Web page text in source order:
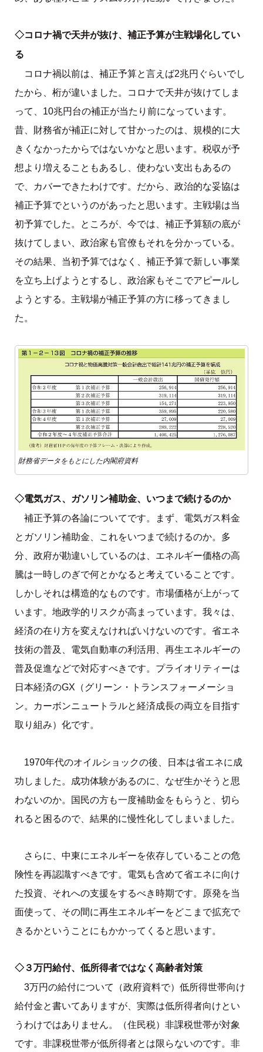
◇コロナ禍で天井が抜け、補正予算が主戦場化してい
る
コロナ禍以前は、補正予算と言えば2兆円ぐらいでし
たから、桁が違いました。コロナで天井が抜けてしま
って、10兆円台の補正が当たり前になっています。
昔、財務省が補正に対して甘かったのは、規模的に大
きくなかったからではないかなと思います。税収が予
想より増えることもあるし、使わない支出もあるの
で、カバーできたわけです。だから、政治的な妥協は
補正予算でというのがあったと思います。主戦場は当
初予算でした。ところが、今では、補正予算額の底が
抜けてしまい、政治家も官僚もそれを分かっている。
その結果、当初予算ではなく、補正予算で新しい事業
を立ち上げようとするし、政治家もそこでアピールし
ようとする。主戦場が補正予算の方に移ってきまし
た。
財務省データをもとにした内閣府資料
◇電気ガス、ガソリン補助金、いつまで続けるのか
補正予算の各論についてです。まず、電気ガス料金
とガソリン補助金、これをいつまで続けるのか。多
分、政府が勘違いしているのは、エネルギー価格の高
騰は一時しのぎで何とかなると考えていることです。
しかしそれは構造的なものです。市場価格が上がって
います。地政学的リスクが高まっています。我々は、
経済の在り方を変えなければいけないのです。省エネ
技術の普及、電気自動車の利活用、再生エネルギーの
普及促進などで対応すべきです。プライオリティーは
日本経済のGX（グリーン・トランスフォーメーショ
ン。カーボンニュートラルと経済成長の両立を目指す
取り組み）化です。
1970年代のオイルショックの後、日本は省エネに成
功しました。成功体験があるのに、なぜ生かそうと思
わないのか。国民の方も一度補助金をもらうと、切ら
れると困るので、結果的に慢性化してしまいました。
さらに、中東にエネルギーを依存していることの危
険性を再認識すべきです。電気も含めて省エネに向け
た投資、それへの支援をするべき時期です。原発を当
面使って、その間に再生エネルギーをどこまで拡充で
きるかということにもかかってくると思います。
◇３万円給付、低所得者ではなく高齢者対策
3万円の給付について（政府資料で）低所得世帯向け
給付金と書いてありますが、実際は低所得者向けとい
うわけではありません。（住民税）非課税世帯が対象
です。非課税世帯が低所得者とは限らないのです。非